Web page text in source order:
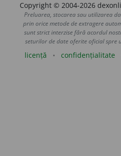
Copyright © 2004-2026
Preluarea, stocarea sau utilizarea
prin orice metode de extragere
sunt strict interzise fără acordul
seturilor de date oferite oficial spre
licență confidențialitate